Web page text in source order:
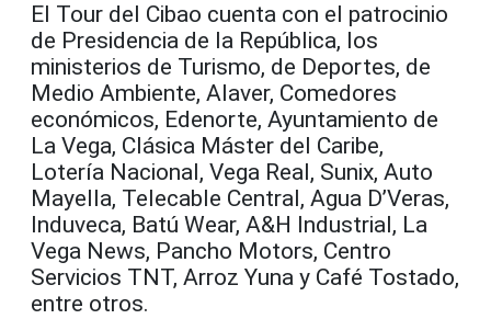
El Tour del Cibao cuenta con el patrocinio
de Presidencia de la República, los
ministerios de Turismo, de Deportes, de
Medio Ambiente, Alaver, Comedores
económicos, Edenorte, Ayuntamiento de
La Vega, Clásica Máster del Caribe,
Lotería Nacional, Vega Real, Sunix, Auto
Mayella, Telecable Central, Agua D’Veras,
Induveca, Batú Wear, A&H Industrial, La
Vega News, Pancho Motors, Centro
Servicios TNT, Arroz Yuna y Café Tostado,
entre otros.